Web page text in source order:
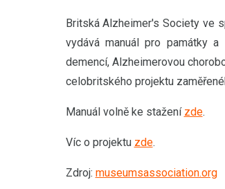
Britská Alzheimer's Society ve
vydává manuál pro památky
demencí, Alzheimerovou
celobritského projektu
Manuál volně ke stažení zde.
Víc o projektu zde.
Zdroj: museumsassociation.org